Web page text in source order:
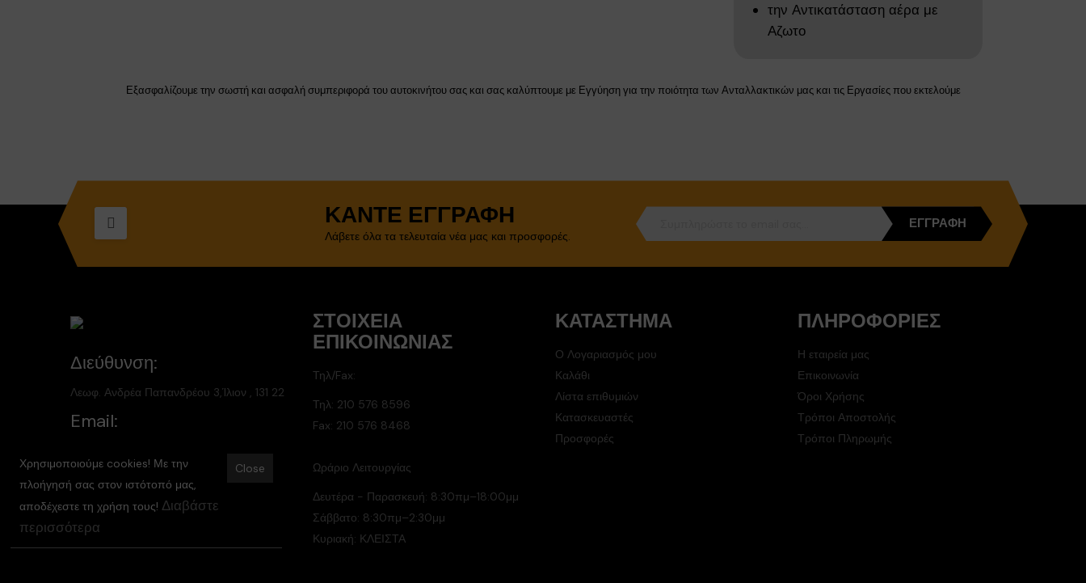
την Αντικατάσταση αέρα με
Αζωτο
Εξασφαλίζουμε την σωστή και ασφαλή συμπεριφορά του αυτοκινήτου σας και σας καλύπτουμε με Εγγύηση για την ποιότητα των Ανταλλακτικών μας και τις Εργασίες που εκτελούμε
ΚΆΝΤΕ ΕΓΓΡΑΦΉ
Λάβετε όλα τα τελευταία νέα μας και προσφορές.
ΕΓΓΡΑΦΉ
Διεύθυνση:
Λεωφ. Ανδρέα Παπανδρέου 3,Ίλιον , 131 22
Email:
ΣΤΟΙΧΕΊΑ
ΕΠΙΚΟΙΝΩΝΊΑΣ
Τηλ/Fax:
Τηλ: 210 576 8596
Fax: 210 576 8468
Ωράριο Λειτουργίας
Δευτέρα - Παρασκευή: 8:30πμ–18:00μμ
Σάββατο: 8:30πμ–2:30μμ
Κυριακή: ΚΛΕΙΣΤΑ
ΚΑΤΆΣΤΗΜΑ
Ο Λογαριασμός μου
Καλάθι
Λίστα επιθυμιών
Κατασκευαστές
Προσφορές
ΠΛΗΡΟΦΟΡΊΕΣ
Η εταιρεία μας
Επικοινωνία
Όροι Χρήσης
Τρόποι Αποστολής
Τρόποι Πληρωμής
Close
Χρησιμοποιούμε cookies! Με την
πλοήγησή σας στον ιστότοπό μας,
αποδέχεστε τη χρήση τους! Διαβάστε
περισσότερα